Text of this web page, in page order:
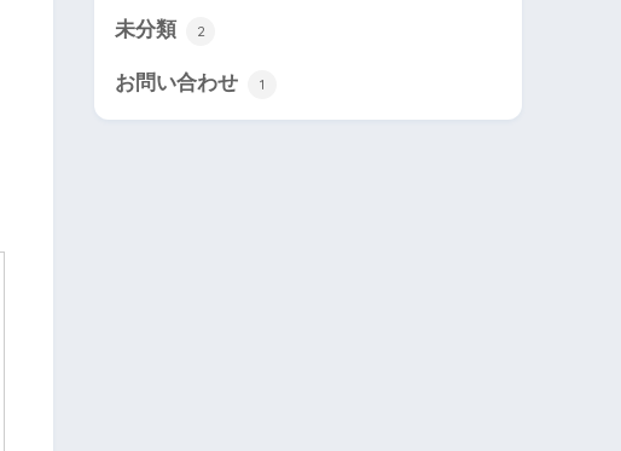
未分類 2
お問い合わせ 1